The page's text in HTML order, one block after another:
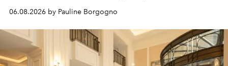
06.08.2026 by Pauline Borgogno